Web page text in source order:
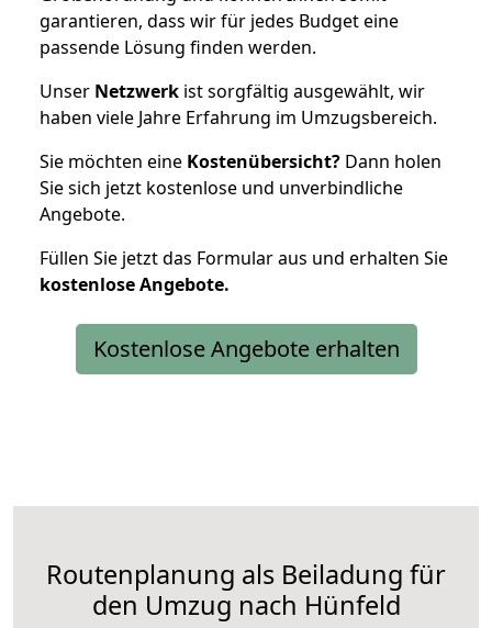
garantieren, dass wir für jedes Budget eine
passende Lösung finden werden.
Unser Netzwerk ist sorgfältig ausgewählt, wir
haben viele Jahre Erfahrung im Umzugsbereich.
Sie möchten eine Kostenübersicht? Dann holen
Sie sich jetzt kostenlose und unverbindliche
Angebote.
Füllen Sie jetzt das Formular aus und erhalten Sie
kostenloseAngebote.
Kostenlose Angebote erhalten
Routenplanung als Beiladung für
den Umzug nach Hünfeld